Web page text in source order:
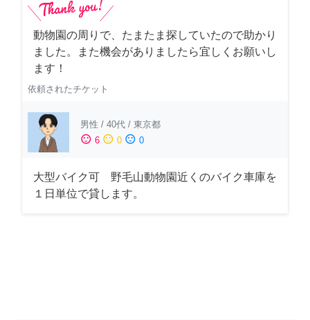
動物園の周りで、たまたま探していたので助かり
ました。また機会がありましたら宜しくお願いし
ます！
依頼されたチケット
男性 / 40代 / 東京都
sentiment_satisfied 6 sentiment_neutral 0 sentiment_dissatisfied 0
大型バイク可 野毛山動物園近くのバイク車庫を
１日単位で貸します。